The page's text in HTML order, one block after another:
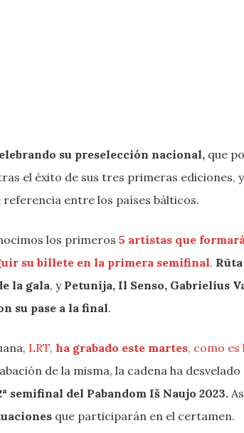
su preselección nacional, que
el éxito de sus tres primeras
referencia entre los países bálticos.
los primeros 5 artistas que
su billete en la primera semifinal.
la gala, yPetunija, Il Senso, Gabrielius
su pase a la final.
LRT, ha grabado este martes, como es
de la misma, la cadena ha desvelado
semifinal del Pabandom Iš Naujo 2023.
que participarán en el certamen.